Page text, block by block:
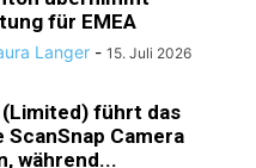
für EMEA
Langer - 15. Juli 2026
(Limited) führt das
ScanSnap Camera
während...